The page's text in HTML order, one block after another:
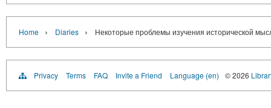
Home › Diaries › Некоторые проблемы изучения исторической
Privacy Terms FAQ Invite a Friend Language (en) © 2026